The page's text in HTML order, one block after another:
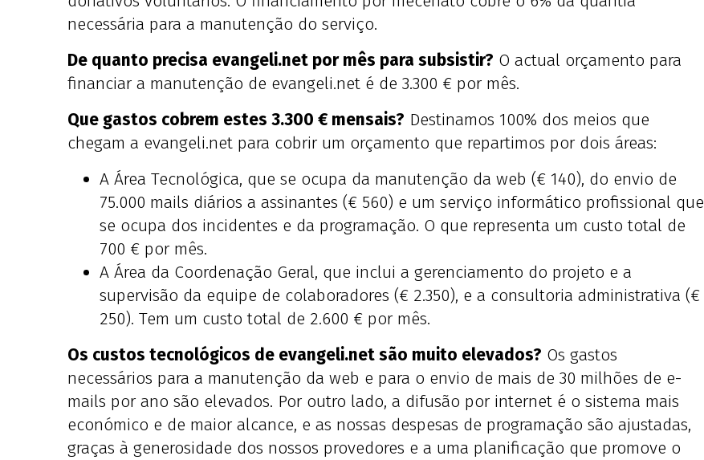
necessária para a manutenção do serviço.
De quanto precisa evangeli.net por mês para subsistir? O actual orçamento para
financiar a manutenção de evangeli.net é de 3.300 € por mês.
Que gastos cobrem estes 3.300 € mensais? Destinamos 100% dos meios que
chegam a evangeli.net para cobrir um orçamento que repartimos por dois áreas:
A Área Tecnológica, que se ocupa da manutenção da web (€ 140), do envio de
75.000 mails diários a assinantes (€ 560) e um serviço informático profissional que
se ocupa dos incidentes e da programação. O que representa um custo total de
700 € por mês.
A Área da Coordenação Geral, que inclui a gerenciamento do projeto e a
supervisão da equipe de colaboradores (€ 2.350), e a consultoria administrativa (€
250). Tem um custo total de 2.600 € por mês.
Os custos tecnológicos de evangeli.net são muito elevados? Os gastos
necessários para a manutenção da web e para o envio de mais de 30 milhões de e-
mails por ano são elevados. Por outro lado, a difusão por internet é o sistema mais
económico e de maior alcance, e as nossas despesas de programação são ajustadas,
graças à generosidade dos nossos provedores e a uma planificação que promove o